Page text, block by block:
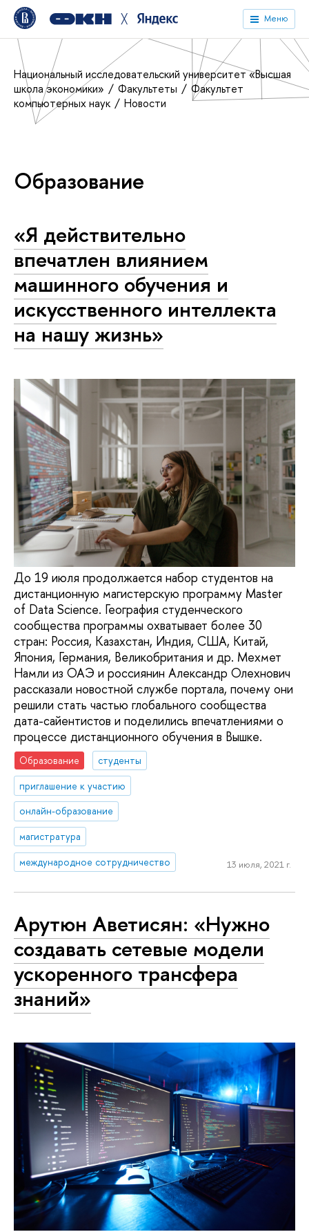
╳ Меню
Национальный исследовательский университет «Высшая
школа экономики»
Факультеты
Факультет
компьютерных наук
Новости
Образование
«Я действительно
впечатлен влиянием
машинного обучения и
искусственного интеллекта
на нашу жизнь»
До 19 июля продолжается набор студентов на
дистанционную магистерскую программу Master
of Data Science. География студенческого
сообщества программы охватывает более 30
стран: Россия, Казахстан, Индия, США, Китай,
Япония, Германия, Великобритания и др. Мехмет
Намли из ОАЭ и россиянин Александр Олехнович
рассказали новостной службе портала, почему они
решили стать частью глобального сообщества
дата-сайентистов и поделились впечатлениями о
процессе дистанционного обучения в Вышке.
Образование
студенты
приглашение к участию
онлайн-образование
магистратура
международное сотрудничество
13 июля, 2021 г.
Арутюн Аветисян: «Нужно
создавать сетевые модели
ускоренного трансфера
знаний»